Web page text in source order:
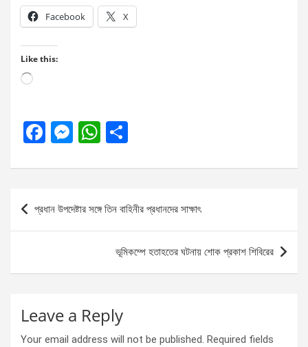
Facebook X
Like this:
Loading…
F
ce
o
M
se
n
g
W
at
s
A
ar
e
Post
navigation
প্রধান উপদেষ্টার সঙ্গে তিন বাহিনীর প্রধানদের সাক্ষাৎ
ভূমিকম্পে হতাহতের ঘটনায় শোক প্রকাশ শিবিরের
Leave a Reply
Your email address will not be published. Required fields